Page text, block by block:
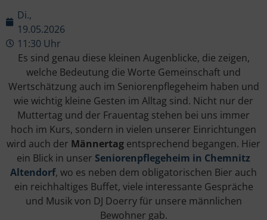
Di.,
19.05.2026
11:30 Uhr
Es sind genau diese kleinen Augenblicke, die zeigen,
welche Bedeutung die Worte Gemeinschaft und
Wertschätzung auch im Seniorenpflegeheim haben und
wie wichtig kleine Gesten im Alltag sind. Nicht nur der
Muttertag und der Frauentag stehen bei uns immer
hoch im Kurs, sondern in vielen unserer Einrichtungen
wird auch der Männertag entsprechend begangen. Hier
ein Blick in unser Seniorenpflegeheim in Chemnitz
Altendorf, wo es neben dem obligatorischen Bier auch
ein reichhaltiges Buffet, viele interessante Gespräche
und Musik von DJ Doerry für unsere männlichen
Bewohner gab.